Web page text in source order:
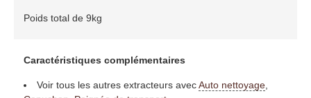
Poids total de 9kg
Caractéristiques complémentaires
Voir tous les autres extracteurs avecAuto nettoyage,